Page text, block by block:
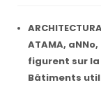
ATAMA,
figurent sur
Bâtiments